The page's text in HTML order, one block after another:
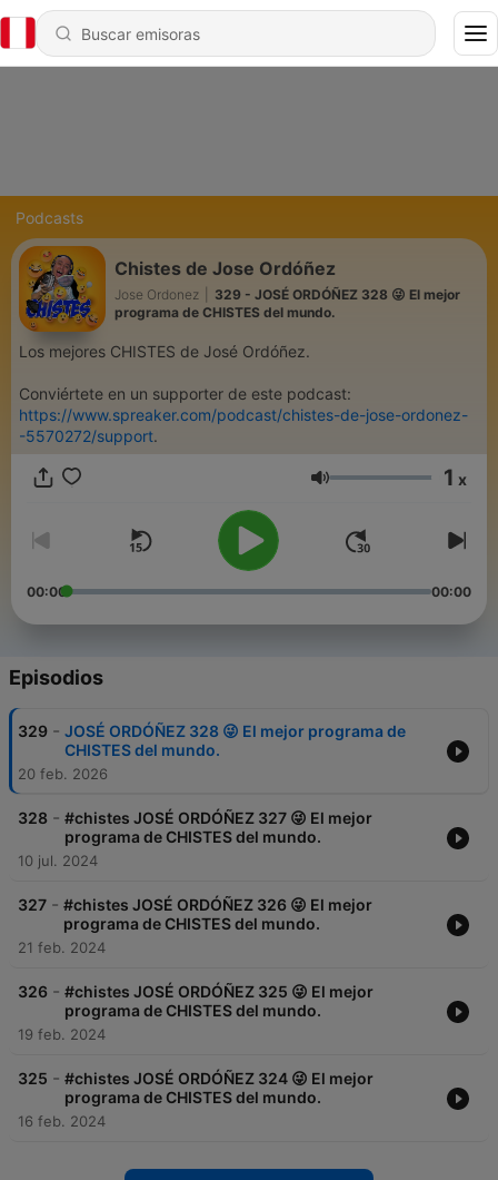
Podcasts
Chistes de Jose Ordóñez
Jose Ordonez
329 - JOSÉ ORDÓÑEZ 328 😜 El mejor
programa de CHISTES del mundo.
Los mejores CHISTES de José Ordóñez.
Conviértete en un supporter de este podcast:
https://www.spreaker.com/podcast/chistes-de-jose-ordonez-
-5570272/support.
Volumen 1 x
00:00 00:00
Episodios
329 - JOSÉ ORDÓÑEZ 328 😜 El mejor programa de
CHISTES del mundo.
20 feb. 2026
328 - #chistes JOSÉ ORDÓÑEZ 327 😜 El mejor
programa de CHISTES del mundo.
10 jul. 2024
327 - #chistes JOSÉ ORDÓÑEZ 326 😜 El mejor
programa de CHISTES del mundo.
21 feb. 2024
326 - #chistes JOSÉ ORDÓÑEZ 325 😜 El mejor
programa de CHISTES del mundo.
19 feb. 2024
325 - #chistes JOSÉ ORDÓÑEZ 324 😜 El mejor
programa de CHISTES del mundo.
16 feb. 2024